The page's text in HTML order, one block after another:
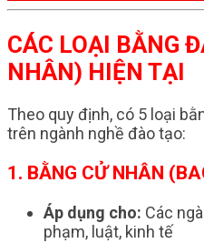
CÁC LOẠI BẰNG
NHÂN) HIỆN TẠI
Theo quy định, có 5 loại
trên ngành nghề đào tạo:
1. BẰNG CỬ NHÂN
Áp dụng cho: Các
phạm, luật, kinh tế